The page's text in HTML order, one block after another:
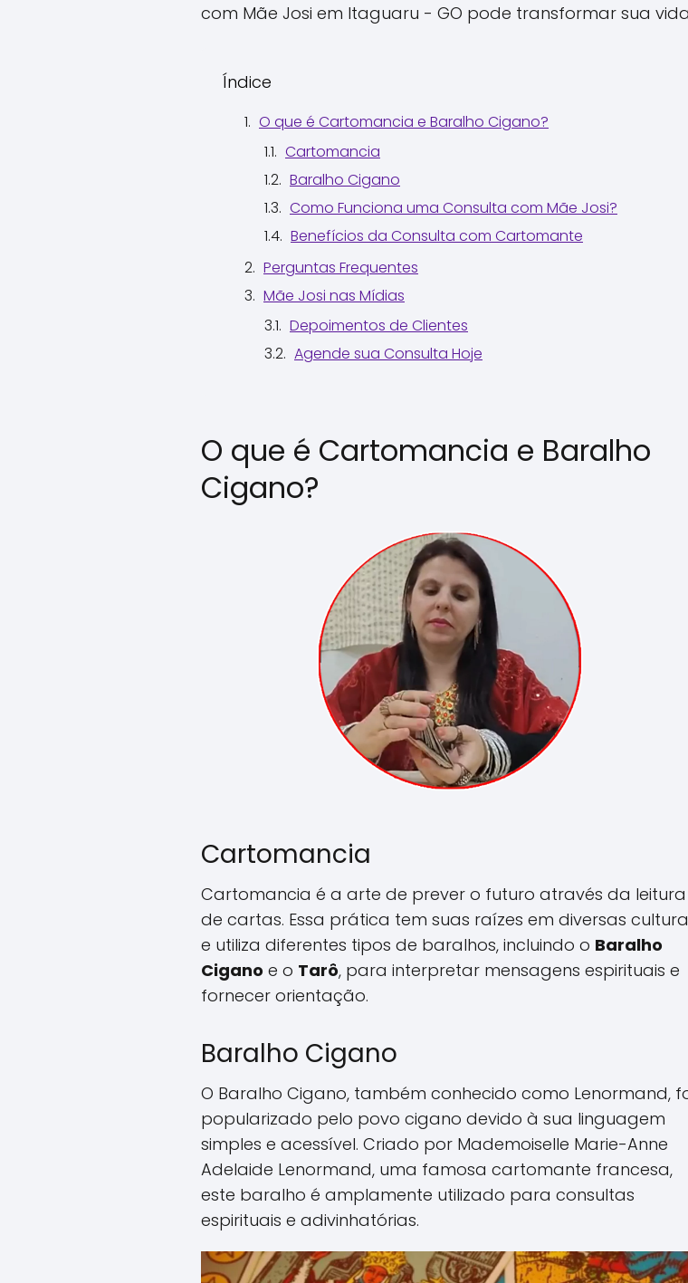
com Mãe Josi em Itaguaru - GO pode transformar sua
Índice
O que é Cartomancia e Baralho Cigano?
Cartomancia
Baralho Cigano
Como Funciona uma Consulta com Mãe Josi?
Benefícios da Consulta com Cartomante
Perguntas Frequentes
Mãe Josi nas Mídias
Depoimentos de Clientes
Agende sua Consulta Hoje
O que é Cartomancia e Baralho
Cigano?
Cartomancia
Cartomancia é a arte de prever o futuro através da leitura
de cartas. Essa prática tem suas raízes em diversas
e utiliza diferentes tipos de baralhos, incluindo o Baralho
Cigano e o Tarô, para interpretar mensagens espirituais e
fornecer orientação.
Baralho Cigano
O Baralho Cigano, também conhecido como Lenormand,
popularizado pelo povo cigano devido à sua linguagem
simples e acessível. Criado por Mademoiselle Marie-Anne
Adelaide Lenormand, uma famosa cartomante francesa,
este baralho é amplamente utilizado para consultas
espirituais e adivinhatórias.